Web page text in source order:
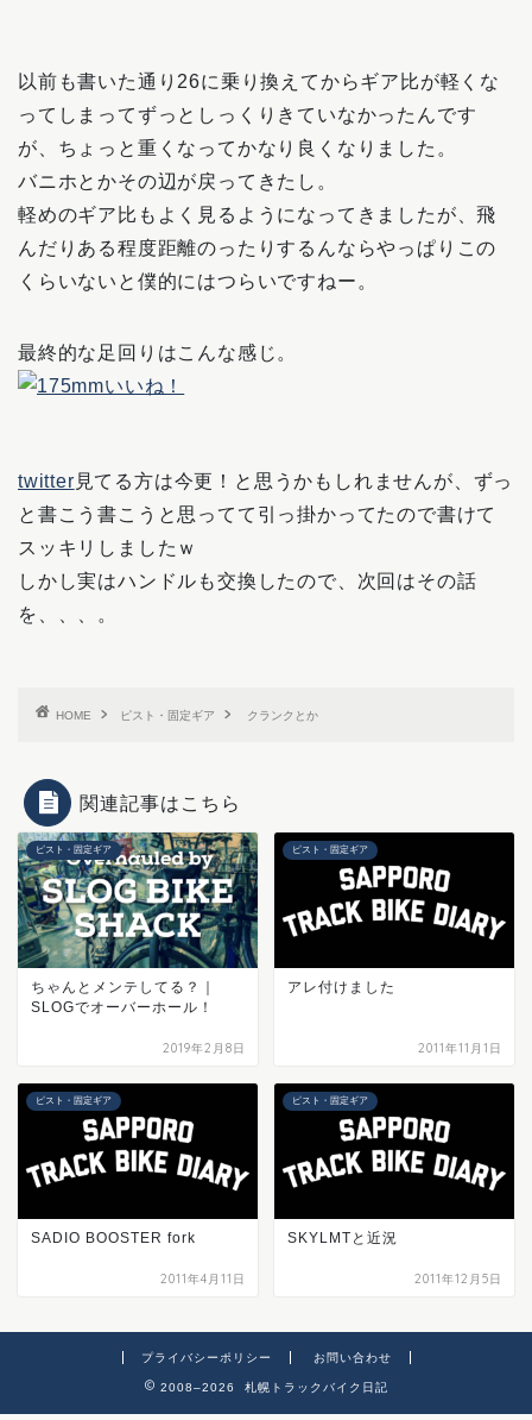
以前も書いた通り26に乗り換えてからギア比が軽くな
ってしまってずっとしっくりきていなかったんです
が、ちょっと重くなってかなり良くなりました。
バニホとかその辺が戻ってきたし。
軽めのギア比もよく見るようになってきましたが、飛
んだりある程度距離のったりするんならやっぱりこの
くらいないと僕的にはつらいですねー。
最終的な足回りはこんな感じ。
twitter 見てる方は今更！と思うかもしれませんが、ずっ
と書こう書こうと思ってて引っ掛かってたので書けて
スッキリしましたｗ
しかし実はハンドルも交換したので、次回はその話
を、、、。
HOME ピスト・固定ギア クランクとか
関連記事はこちら
ピスト・固定ギア
ちゃんとメンテしてる？｜
SLOGでオーバーホール！
2019年2月8日
ピスト・固定ギア
アレ付けました
2011年11月1日
ピスト・固定ギア
SADIO BOOSTER fork
2011年4月11日
ピスト・固定ギア
SKYLMTと近況
2011年12月5日
プライバシーポリシー お問い合わせ
2008–2026 札幌トラックバイク日記